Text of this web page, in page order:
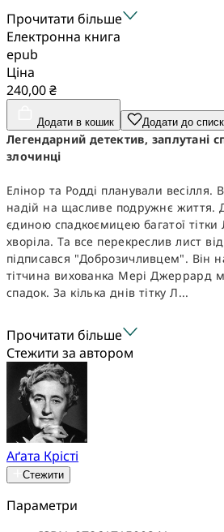
Прочитати більше
Електронна книга
epub
Ціна
240,00 ₴
Додати в кошик Додати до
Легендарний детектив, заплутані
злочинці
Елінор та Родді планували весілля.
надій на щасливе подружнє життя.
єдиною спадкоємицею багатої тітки
хворіла. Та все перекреслив лист
підписався "Доброзичливцем". Він
тітчина вихованка Мері Джеррард
спадок. За кілька днів тітку Л...
Прочитати більше
Стежити за автором
Аґата Крісті
Стежити
Параметри